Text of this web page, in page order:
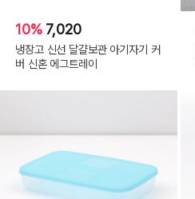
10% 7,020
냉장고 신선 달걀보관 아기자기 커
버 신혼 에그트레이